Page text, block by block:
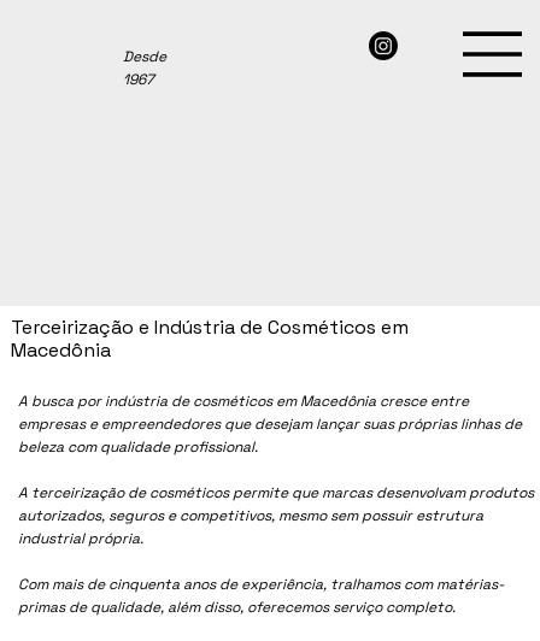
Desde
1967
A busca por indústria de cosméticos emMacedônia cresce entre
empresas e empreendedores que desejam lançar suas próprias linhas de
beleza com qualidade profissional.
A terceirização de cosméticos permite que marcas desenvolvam produtos
autorizados, seguros e competitivos, mesmo sem possuir estrutura
industrial própria.
Com mais de cinquenta anos de experiência, tralhamos com matérias-
primas de qualidade, além disso, oferecemos serviço completo.
Terceirização e Indústria de Cosméticos em
Macedônia